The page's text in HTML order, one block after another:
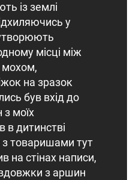
із землі
у
місці між
мохом,
на зразок
був вхід до
з моїх
в дитинстві
з товаришами тут
на стінах написи,
з аршин